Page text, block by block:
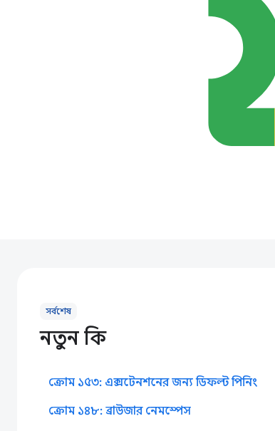
সর্বশেষ
নতুন কি
ক্রোম ১৫৩: এক্সটেনশনের জন্য ডিফল্ট পিনিং
ক্রোম ১৪৮: ব্রাউজার নেমস্পেস